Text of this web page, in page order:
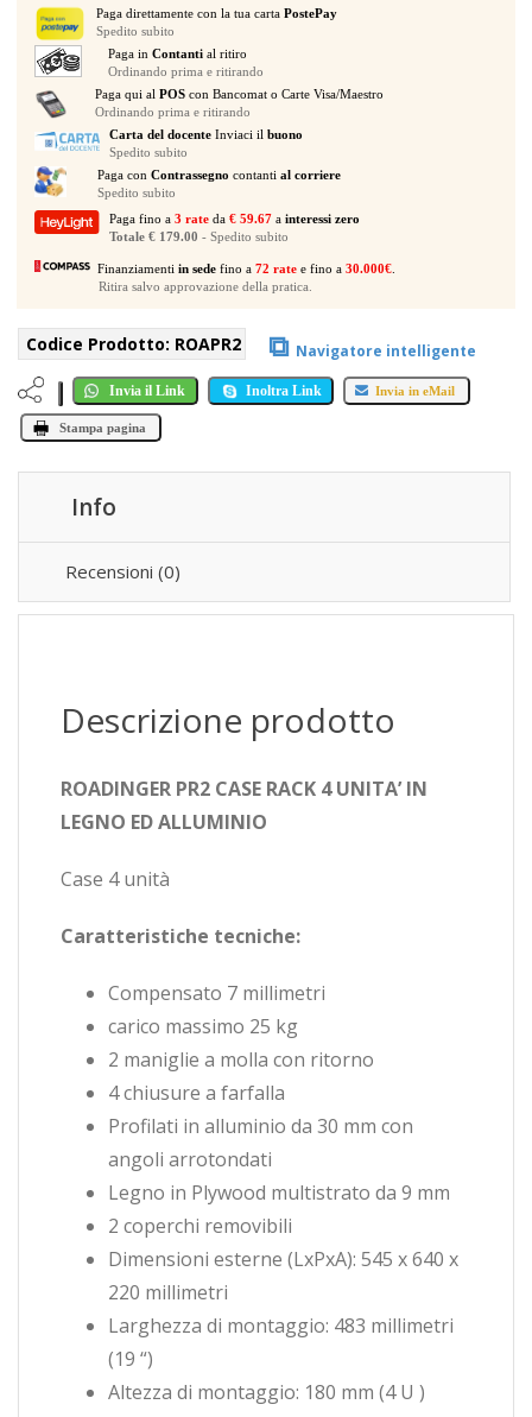
Paga direttamente con la tua carta PostePay
Spedito subito
Paga inContanti al ritiro
Ordinando prima e ritirando
Paga qui al POS con Bancomat o Carte Visa/Maestro
Ordinando prima e ritirando
Carta del docenteInviaci il buono
Spedito subito
Paga con Contrassegno contanti al corriere
Spedito subito
Paga fino a3 rateda€ 59.67ainteressi zero
Totale € 179.00 - Spedito subito
Finanziamentiin sede fino a72 rate e fino a30.000€
Ritira salvo approvazione della pratica.
Codice Prodotto: ROAPR2 ⧉ Navigatore intelligente
Invia il Link Inoltra Link Invia in eMail
Stampa pagina
Info
Recensioni (0)
Descrizione prodotto
ROADINGER PR2 CASE RACK 4 UNITA’ IN
LEGNO ED ALLUMINIO
Case 4 unità
Caratteristiche tecniche:
Compensato 7 millimetri
carico massimo 25 kg
2 maniglie a molla con ritorno
4 chiusure a farfalla
Profilati in alluminio da 30 mm con
angoli arrotondati
Legno in Plywood multistrato da 9 mm
2 coperchi removibili
Dimensioni esterne (LxPxA): 545 x 640 x
220 millimetri
Larghezza di montaggio: 483 millimetri
(19 “)
Altezza di montaggio: 180 mm (4 U )